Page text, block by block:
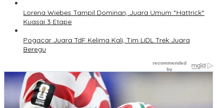
Lorena Wiebes Tampil Dominan, Juara Umum “Hattrick“
Kuasai 3 Etape
Pogacar Juara TdF Kelima Kali, Tim LiDL Trek Juara
Beregu